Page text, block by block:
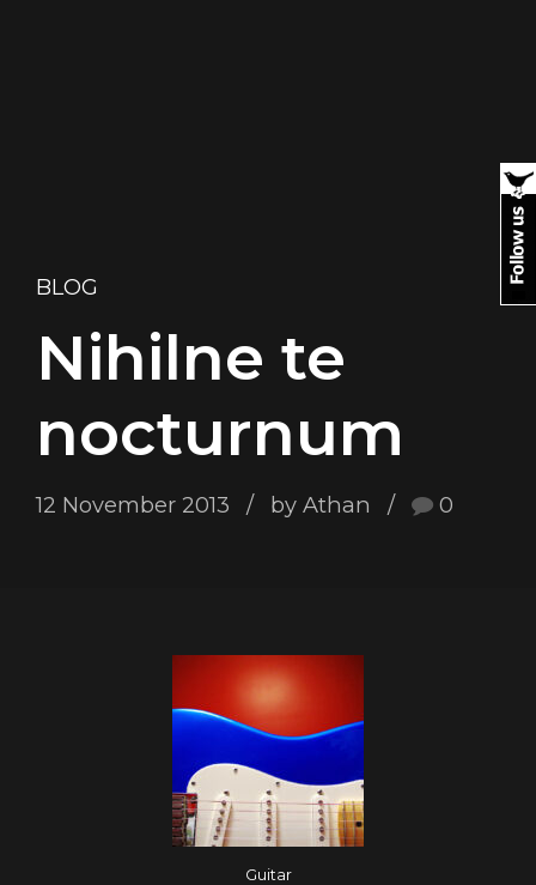
BLOG
Nihilne te
nocturnum
12 November 2013 by Athan 0
Guitar